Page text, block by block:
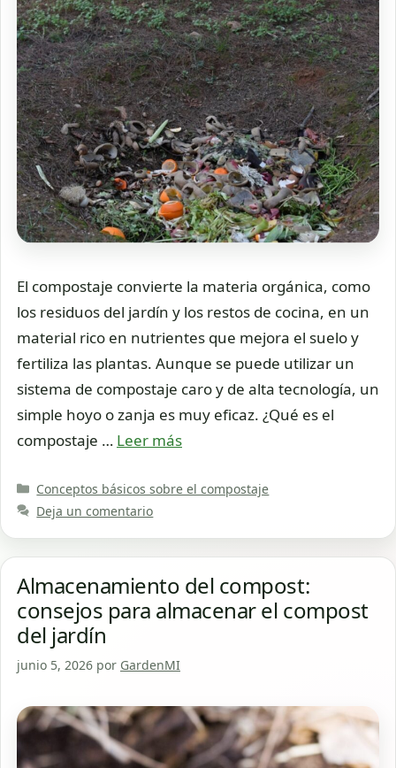
El compostaje convierte la materia orgánica, como
los residuos del jardín y los restos de cocina, en un
material rico en nutrientes que mejora el suelo y
fertiliza las plantas. Aunque se puede utilizar un
sistema de compostaje caro y de alta tecnología, un
simple hoyo o zanja es muy eficaz. ¿Qué es el
compostaje … Leer más
Categorías
Conceptos básicos sobre el compostaje
Deja un comentario
Almacenamiento del compost:
consejos para almacenar el compost
del jardín
junio 5, 2026 por GardenMI